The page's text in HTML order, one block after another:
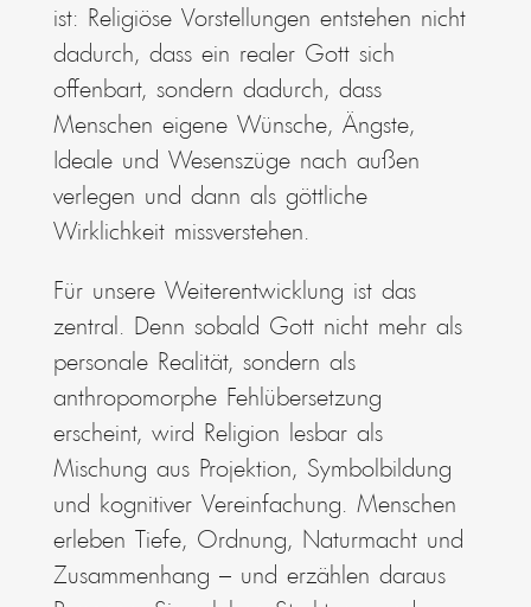
ist: Religiöse Vorstellungen entstehen nicht
dadurch, dass ein realer Gott sich
offenbart, sondern dadurch, dass
Menschen eigene Wünsche, Ängste,
Ideale und Wesenszüge nach außen
verlegen und dann als göttliche
Wirklichkeit missverstehen.
Für unsere Weiterentwicklung ist das
zentral. Denn sobald Gott nicht mehr als
personale Realität, sondern als
anthropomorphe Fehlübersetzung
erscheint, wird Religion lesbar als
Mischung aus Projektion, Symbolbildung
und kognitiver Vereinfachung. Menschen
erleben Tiefe, Ordnung, Naturmacht und
Zusammenhang – und erzählen daraus